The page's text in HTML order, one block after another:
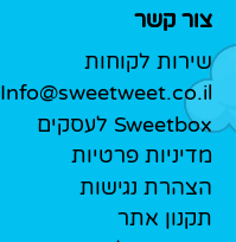
צור קשר
שירות לקוחות
Info@sweetweet.co.il
Sweetbox לעסקים
מדיניות פרטיות
הצהרת נגישות
תקנון אתר